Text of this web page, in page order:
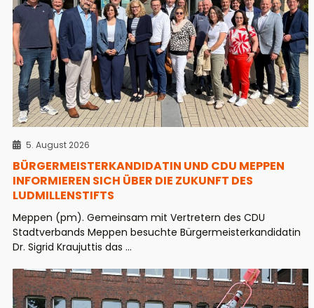
5. August 2026
BÜRGERMEISTERKANDIDATIN UND CDU MEPPEN
INFORMIEREN SICH ÜBER DIE ZUKUNFT DES
LUDMILLENSTIFTS
Meppen (pm). Gemeinsam mit Vertretern des CDU
Stadtverbands Meppen besuchte Bürgermeisterkandidatin
Dr. Sigrid Kraujuttis das ...